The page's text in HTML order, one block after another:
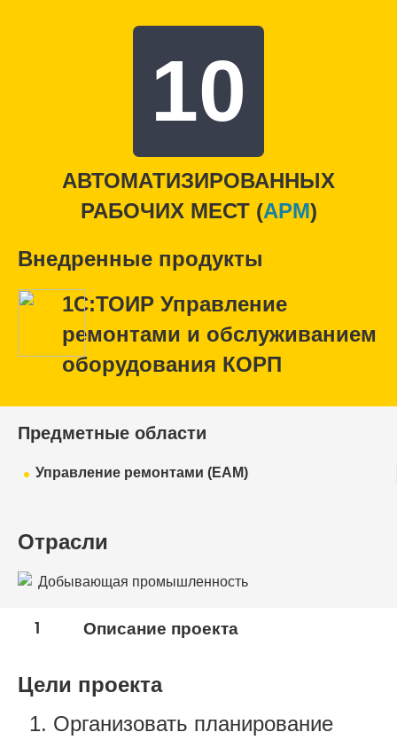
10
АВТОМАТИЗИРОВАННЫХ
РАБОЧИХ МЕСТ (APM)
Внедренные продукты
1С:ТОИР Управление
ремонтами и обслуживанием
оборудования КОРП
Предметные области
Управление ремонтами (EAM)
Отрасли
Добывающая промышленность
1 Описание проекта
Цели проекта
Организовать планирование